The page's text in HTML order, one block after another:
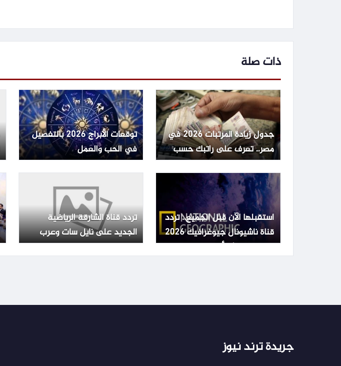
ذات صلة
جدول زيادة المرتبات 2026 في
مصر.. تعرف على راتبك حسب
الدرجة الوظيفية
توقعات الأبراج 2026 بالتفصيل
في الحب والعمل
استقبلها الآن قبل الجميع.. تردد
قناة ناشيونال جيوغرافيك 2026
بعد التحديث الأخير
تردد قناة الشارقة الرياضية
الجديد على نايل سات وعرب
سات
جريدة ترند نيوز